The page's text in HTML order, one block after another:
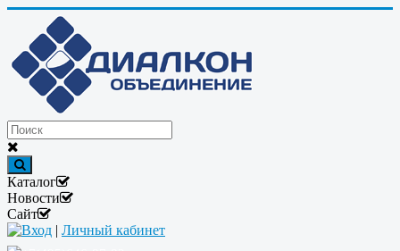
Каталог
Новости
Сайт
Вход | Личный кабинет